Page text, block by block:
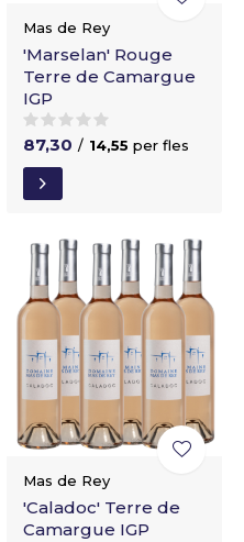
Mas de Rey
'Marselan' Rouge
Terre de Camargue
IGP
87,30 / 14,55 per fles
Mas de Rey
'Caladoc' Terre de
Camargue IGP